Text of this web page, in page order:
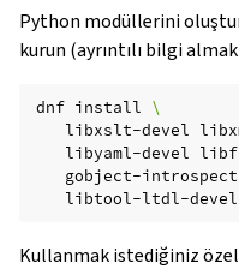
Python modüllerini
kurun (ayrıntılı bilgi
dnf install \
libxslt-devel
libyaml-devel
gobject-
libtool-ltdl-devel
Kullanmak istediğiniz